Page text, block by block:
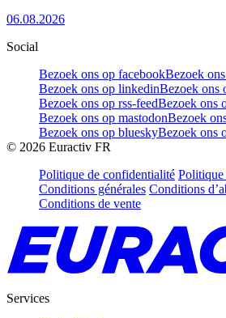
06.08.2026
Social
Bezoek ons op facebookBezoek
Bezoek ons op linkedinBezoek ons
Bezoek ons op rss-feedBezoek ons
Bezoek ons op mastodonBezoek
Bezoek ons op blueskyBezoek ons
© 2026 Euractiv FR
Politique de confidentialité Politique
Conditions générales Conditions
Conditions de vente
Services